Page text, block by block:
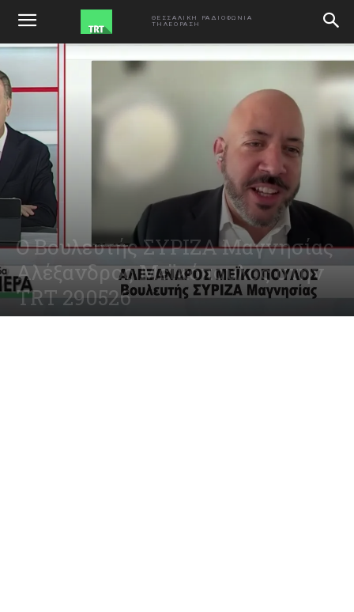
ΘΕΣΣΑΛΙΚΗ ΡΑΔΙΟΦΩΝΙΑ
ΤΗΛΕΟΡΑΣΗ
ΑΡΧΙΚΗ
Ο Βουλευτής ΣΥΡΙΖΑ Μαγνησίας
Αλέξανδρος Μεϊκόπουλος στην
TRT 290526